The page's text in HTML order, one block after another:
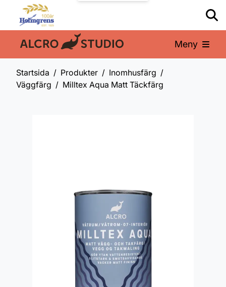
En del av: Meny
Startsida Produkter
Inomhusfärg
Väggfärg
Milltex Aqua Matt Täckfärg